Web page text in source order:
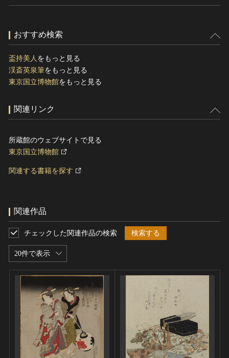
おすすめ検索
盃持美人 をもっと見る
渓斎英泉筆をもっと見る
東京国立博物館をもっと見る
関連リンク
所蔵館のウェブサイトで見る
東京国立博物館
関連する書籍を探す
関連作品
20件で表示
チェックした関連作品の検索 検索する